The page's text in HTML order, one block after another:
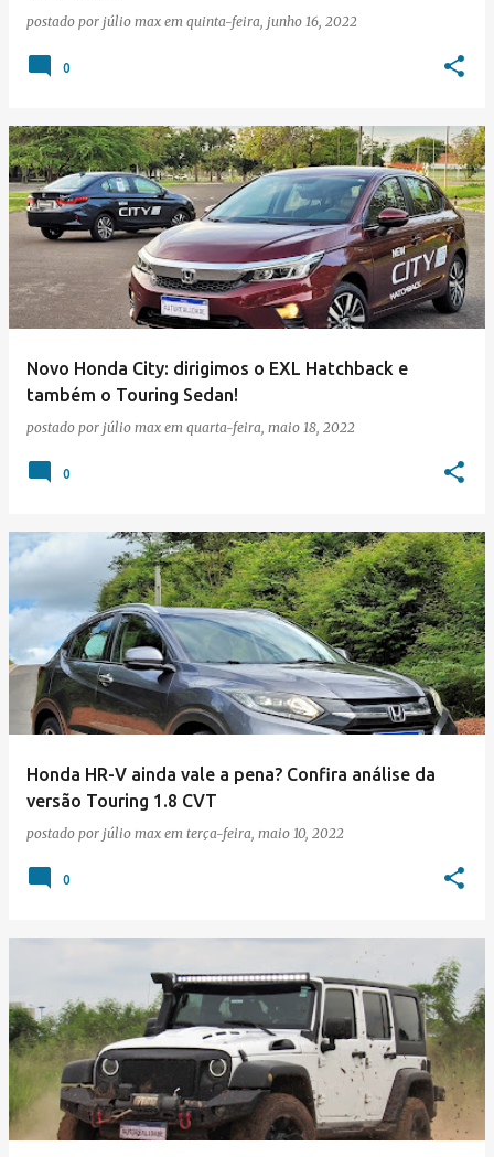
postado por júlio max em quinta-feira, junho 16, 2022
0
Novo Honda City: dirigimos o EXL Hatchback e
também o Touring Sedan!
postado por júlio max em quarta-feira, maio 18, 2022
0
Honda HR-V ainda vale a pena? Confira análise da
versão Touring 1.8 CVT
postado por júlio max em terça-feira, maio 10, 2022
0